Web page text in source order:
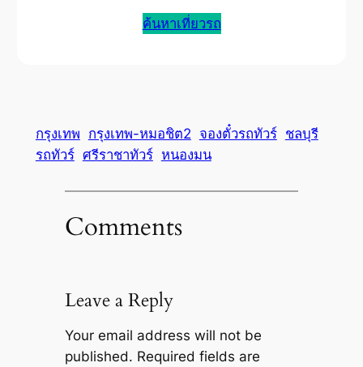
ค้นหาเที่ยวรถ
กรุงเทพ กรุงเทพ-หมอชิต2 จองตั๋วรถทัวร์ ชลบุรี
รถทัวร์ ศรีราชาทัวร์ หนองมน
Comments
Leave a Reply
Your email address will not be
published. Required fields are